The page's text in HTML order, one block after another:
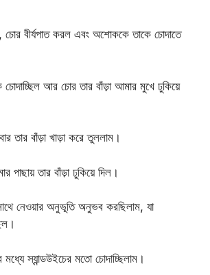
চোর বীর্যপাত করল এবং অশোককে তাকে চোদাতে
আর চোর তার বাঁড়া আমার মুখে ঢুকিয়ে
তার বাঁড়া খাড়া করে তুললাম।
পাছায় তার বাঁড়া ঢুকিয়ে দিল।
নেওয়ার অনুভূতি অনুভব করছিলাম, যা
স্যান্ডউইচের মতো চোদাচ্ছিলাম।